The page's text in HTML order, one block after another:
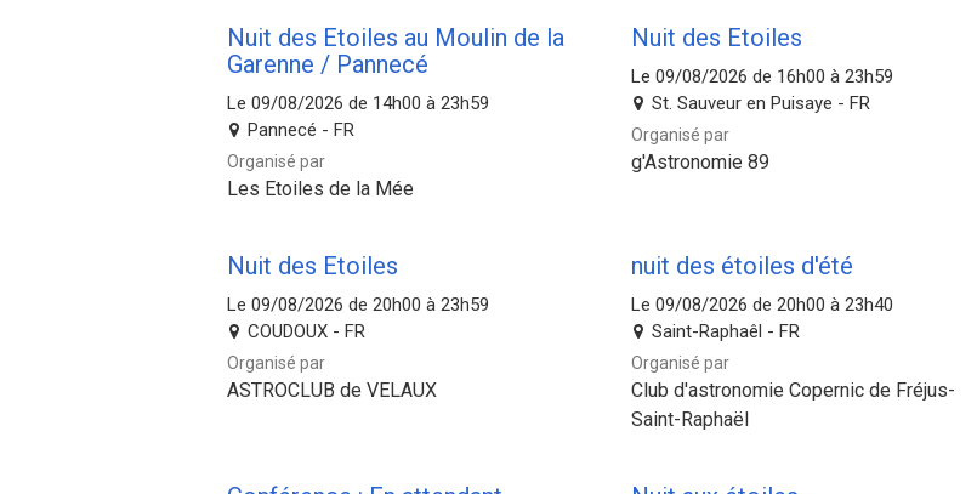
Nuit des Etoiles au Moulin de la
Garenne / Pannecé
Le 09/08/2026 de 14h00 à 23h59
Pannecé - FR
Organisé par
Les Etoiles de la Mée
Nuit des Etoiles
Le 09/08/2026 de 16h00 à 23h59
St. Sauveur en Puisaye - FR
Organisé par
g'Astronomie 89
Nuit des Etoiles
Le 09/08/2026 de 20h00 à 23h59
COUDOUX - FR
Organisé par
ASTROCLUB de VELAUX
nuit des étoiles d'été
Le 09/08/2026 de 20h00 à 23h40
Saint-Raphaêl - FR
Organisé par
Club d'astronomie Copernic de Fréjus-
Saint-Raphaël